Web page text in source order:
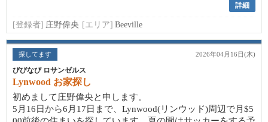
詳細
[登録者] 庄野偉央 [エリア] Beeville
探してます 2026年04月16日(木)
びびなび ロサンゼルス
Lynwood お家探し
初めまして庄野偉央と申します。
5月16日から6月17日まで、Lynwood(リンウッド)周辺で月$5